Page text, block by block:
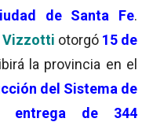
de Santa Fe.
Vizzotti otorgó 15 de
la provincia en el
del Sistema de
entrega de 344